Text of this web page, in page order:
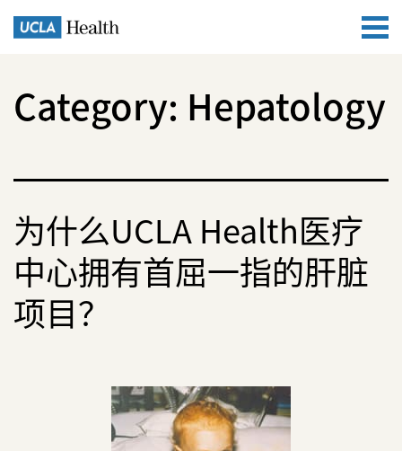
Category: Hepatology
为什么UCLA Health医疗
中心拥有首屈一指的肝脏
项目？